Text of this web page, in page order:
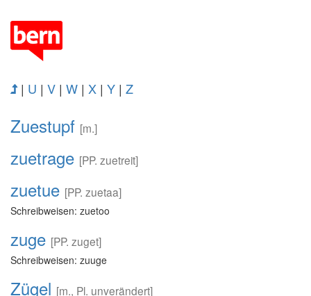
| U | V | W | X | Y | Z
Zuestupf [m.]
zuetrage [PP. zuetreit]
zuetue [PP. zuetaa]
Schreibweisen: zuetoo
zuge [PP. zuget]
Schreibweisen: zuuge
Zügel [m., Pl. unverändert]